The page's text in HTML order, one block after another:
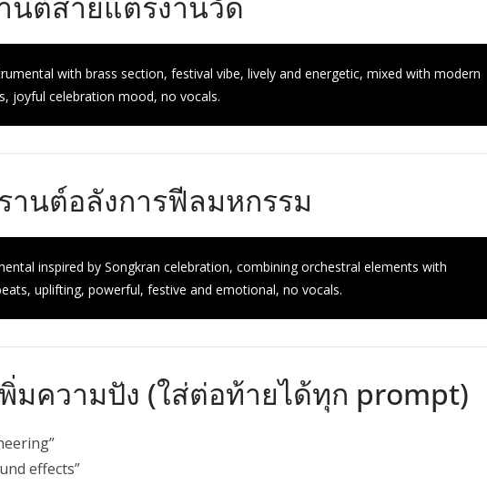
with brass section, festival vibe, lively and energetic, mixed with modern
joyful celebration mood, no vocals.
านต์อลังการฟีลมหกรรม
inspired by Songkran celebration, combining orchestral elements with
uplifting, powerful, festive and emotional, no vocals.
มความปัง (ใส่ต่อท้ายได้ทุก prompt)
effects”